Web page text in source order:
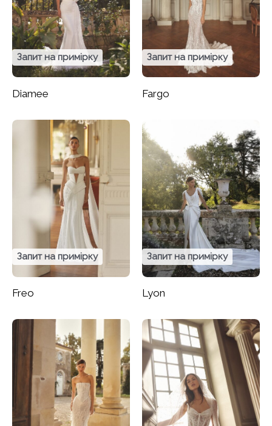
Запит на примірку
Diamee
Запит на примірку
Fargo
Запит на примірку
Freo
Запит на примірку
Lyon